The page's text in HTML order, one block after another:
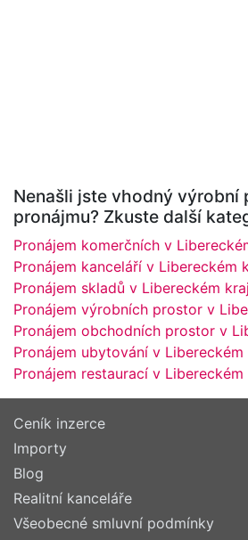
Nenašli jste vhodný výrobní
pronájmu? Zkuste další
Pronájem komerčních v
Pronájem kanceláří v Libereckém
Pronájem skladů v Libereckém
Pronájem výrobních prostor v
Pronájem obchodních prostor v
Pronájem ubytování v Libereckém
Pronájem restaurací v Libereckém
Ceník inzerce
Importy
Blog
Realitní kanceláře
Všeobecné smluvní podmínky